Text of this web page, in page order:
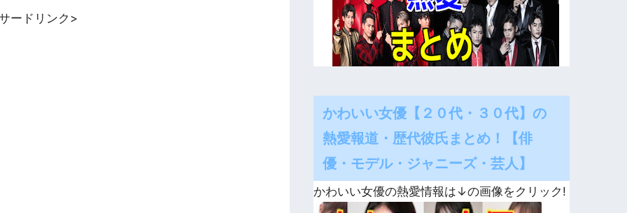
ードリンク>
かわいい女優【２０代・３０代】の
熱愛報道・歴代彼氏まとめ！【俳
優・モデル・ジャニーズ・芸人】
かわいい女優の熱愛情報は↓の画像をクリック!